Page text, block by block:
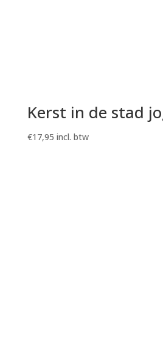
Kerst in de stad
€17,95 incl. btw